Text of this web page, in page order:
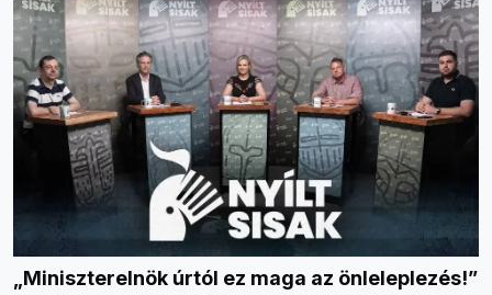
„Miniszterelnök úrtól ez maga az önleleplezés!”